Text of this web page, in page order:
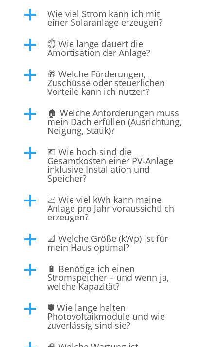
a Wie viel Strom kann ich mit
einer Solaranlage erzeugen?
a ⏱️ Wie lange dauert die
Amortisation der Anlage?
a 🎁 Welche Förderungen,
Zuschüsse oder steuerlichen
Vorteile kann ich nutzen?
a 🏠 Welche Anforderungen muss
mein Dach erfüllen (Ausrichtung,
Neigung, Statik)?
a 💶 Wie hoch sind die
Gesamtkosten einer PV‑Anlage
inklusive Installation und
Speicher?
a 📈 Wie viel kWh kann meine
Anlage pro Jahr voraussichtlich
erzeugen?
a 📐 Welche Größe (kWp) ist für
mein Haus optimal?
a 🔋 Benötige ich einen
Stromspeicher – und wenn ja,
welche Kapazität?
a 🛡️ Wie lange halten
Photovoltaikmodule und wie
zuverlässig sind sie?